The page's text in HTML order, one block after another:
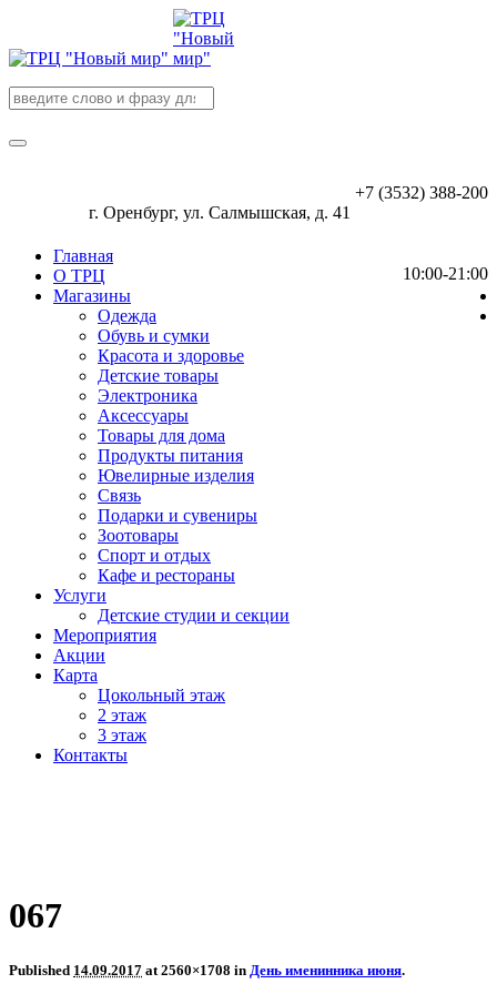
+7 (3532) 388-200
г. Оренбург, ул. Салмышская, д. 41
10:00-21:00
Главная
О ТРЦ
Магазины
Одежда
Обувь и сумки
Красота и здоровье
Детские товары
Электроника
Аксессуары
Товары для дома
Продукты питания
Ювелирные изделия
Связь
Подарки и сувениры
Зоотовары
Спорт и отдых
Кафе и рестораны
Услуги
Детские студии и секции
Мероприятия
Акции
Карта
Цокольный этаж
2 этаж
3 этаж
Контакты
067
Published 14.09.2017 at 2560×1708 in День именинника июня.